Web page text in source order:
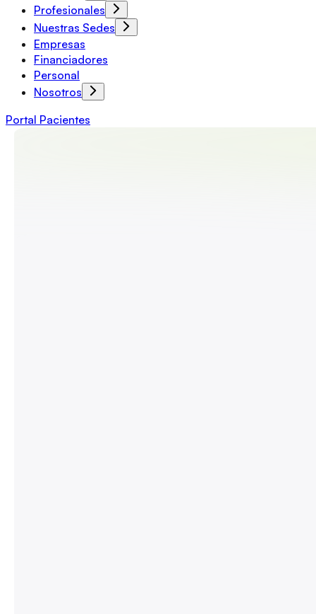
Profesionales
Nuestras Sedes
Empresas
Financiadores
Personal
Nosotros
Portal Pacientes